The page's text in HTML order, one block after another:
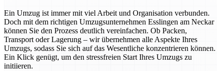
Ein Umzug ist immer mit viel Arbeit und Organisation verbunden.
Doch mit dem richtigen Umzugsunternehmen Esslingen am Neckar
können Sie den Prozess deutlich vereinfachen. Ob Packen,
Transport oder Lagerung – wir übernehmen alle Aspekte Ihres
Umzugs, sodass Sie sich auf das Wesentliche konzentrieren können.
Ein Klick genügt, um den stressfreien Start Ihres Umzugs zu
initiieren.